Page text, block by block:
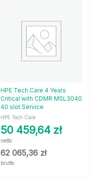
HPE Tech Care 4 Years
Critical with CDMR MSL3040
40 slot Service
HPE Tech Care
50 459,64 zł
netto
62 065,36 zł
brutto